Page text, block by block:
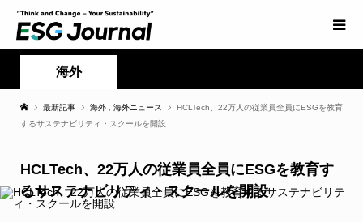
海外
最新記事 海外 海外ニュース
HCLTech、22万人の従業員全員にESGを教育
するサステナビリティ・スクールを開設
HCLTech、22万人の従業員全員にESGを教育す
るサステナビリティ・スクールを開設